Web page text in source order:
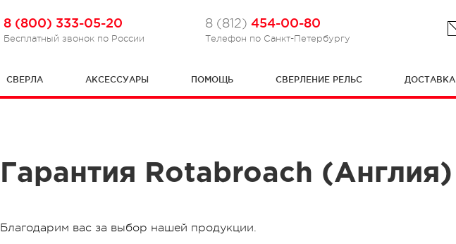
8 (812) 454-00-80
Телефон по Санкт-Петербургу
8 (800) 333-05-20
Бесплатный звонок по России
СВЕРЛА АКСЕССУАРЫ ПОМОЩЬ СВЕРЛЕНИЕ РЕЛЬС ДОСТАВКА
Гарантия Rotabroach (Англия)
Благодарим вас за выбор нашей продукции.